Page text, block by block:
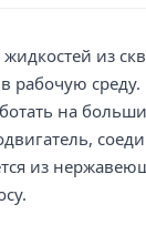
из
рабочую
на
из